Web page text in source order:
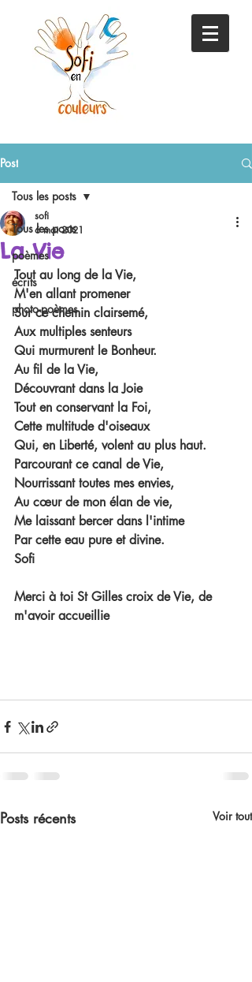
Post
Tous les posts
poèmes
écrits
photo-poèmes
Tous les posts
La Vie
sofi
6 mai 2021
Tout au long de la Vie,
M'en allant promener
Sur ce chemin clairsemé,
Aux multiples senteurs
Qui murmurent le Bonheur.
Au fil de la Vie,
Découvrant dans la Joie
Tout en conservant la Foi,
Cette multitude d'oiseaux
Qui, en Liberté, volent au plus haut.
Parcourant ce canal de Vie,
Nourrissant toutes mes envies,
Au cœur de mon élan de vie,
Me laissant bercer dans l'intime
Par cette eau pure et divine.
Sofi
Merci à toi St Gilles croix de Vie, de
m'avoir accueillie
Posts récents Voir tout